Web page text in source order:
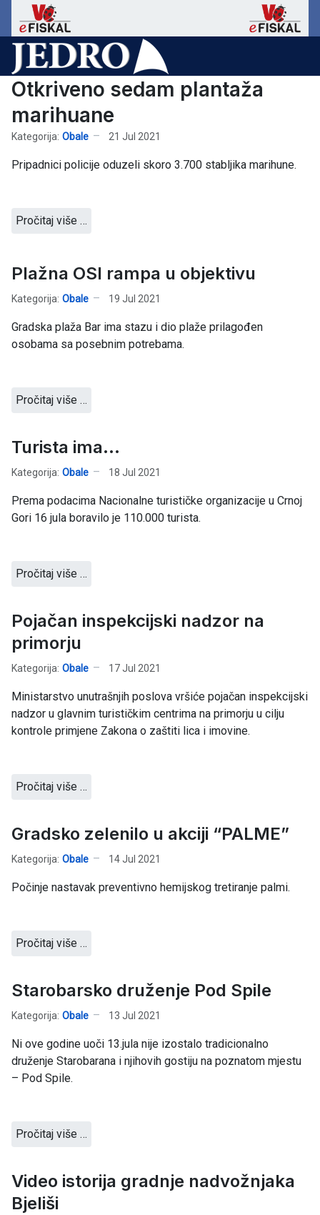
Otkriveno sedam plantaža
marihuane
Kategorija: Obale 21 Jul 2021
Pripadnici policije oduzeli skoro 3.700 stabljika marihune.
Pročitaj više …
Plažna OSI rampa u objektivu
Kategorija: Obale 19 Jul 2021
Gradska plaža Bar ima stazu i dio plaže prilagođen
osobama sa posebnim potrebama.
Pročitaj više …
Turista ima...
Kategorija: Obale 18 Jul 2021
Prema podacima Nacionalne turističke organizacije u Crnoj
Gori 16 jula boravilo je 110.000 turista.
Pročitaj više …
Pojačan inspekcijski nadzor na
primorju
Kategorija: Obale 17 Jul 2021
Ministarstvo unutrašnjih poslova vršiće pojačan inspekcijski
nadzor u glavnim turističkim centrima na primorju u cilju
kontrole primjene Zakona o zaštiti lica i imovine.
Pročitaj više …
Gradsko zelenilo u akciji “PALME”
Kategorija: Obale 14 Jul 2021
Počinje nastavak preventivno hemijskog tretiranje palmi.
Pročitaj više …
Starobarsko druženje Pod Spile
Kategorija: Obale 13 Jul 2021
Ni ove godine uoči 13.jula nije izostalo tradicionalno
druženje Starobarana i njihovih gostiju na poznatom mjestu
– Pod Spile.
Pročitaj više …
Video istorija gradnje nadvožnjaka
Bjeliši